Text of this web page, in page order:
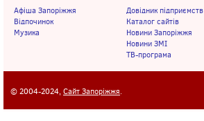
Афіша Запоріжжя
Відпочинок
Музика
Довідник підприємств
Каталог сайтів
Новини Запоріжжя
Новини ЗМІ
ТВ-програма
© 2004-2024, Сайт Запоріжжя.